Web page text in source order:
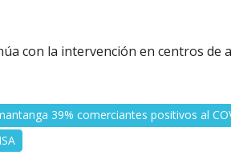
con la intervención en centros de
39% comerciantes positivos al